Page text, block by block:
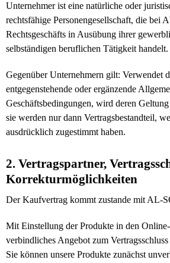
Unternehmer ist eine natürliche oder
rechtsfähige Personengesellschaft, die bei
Rechtsgeschäfts in Ausübung ihrer
selbständigen beruflichen Tätigkeit handelt.
Gegenüber Unternehmern gilt: Verwendet
entgegenstehende oder ergänzende
Geschäftsbedingungen, wird deren
sie werden nur dann Vertragsbestandteil,
ausdrücklich zugestimmt haben.
2. Vertragspartner,
Korrekturmöglichkeiten
Der Kaufvertrag kommt zustande mit AL-
Mit Einstellung der Produkte in den
verbindliches Angebot zum
Sie können unsere Produkte zunächst